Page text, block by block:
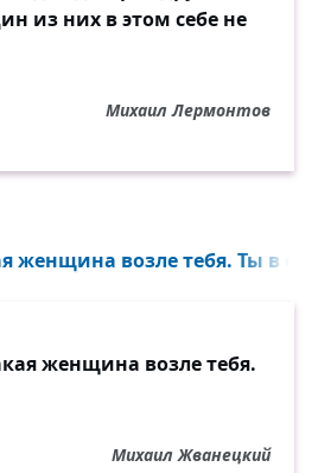
из них в этом себе не
Михаил Лермонтов
женщина возле тебя. Ты в её
женщина возле тебя.
Михаил Жванецкий